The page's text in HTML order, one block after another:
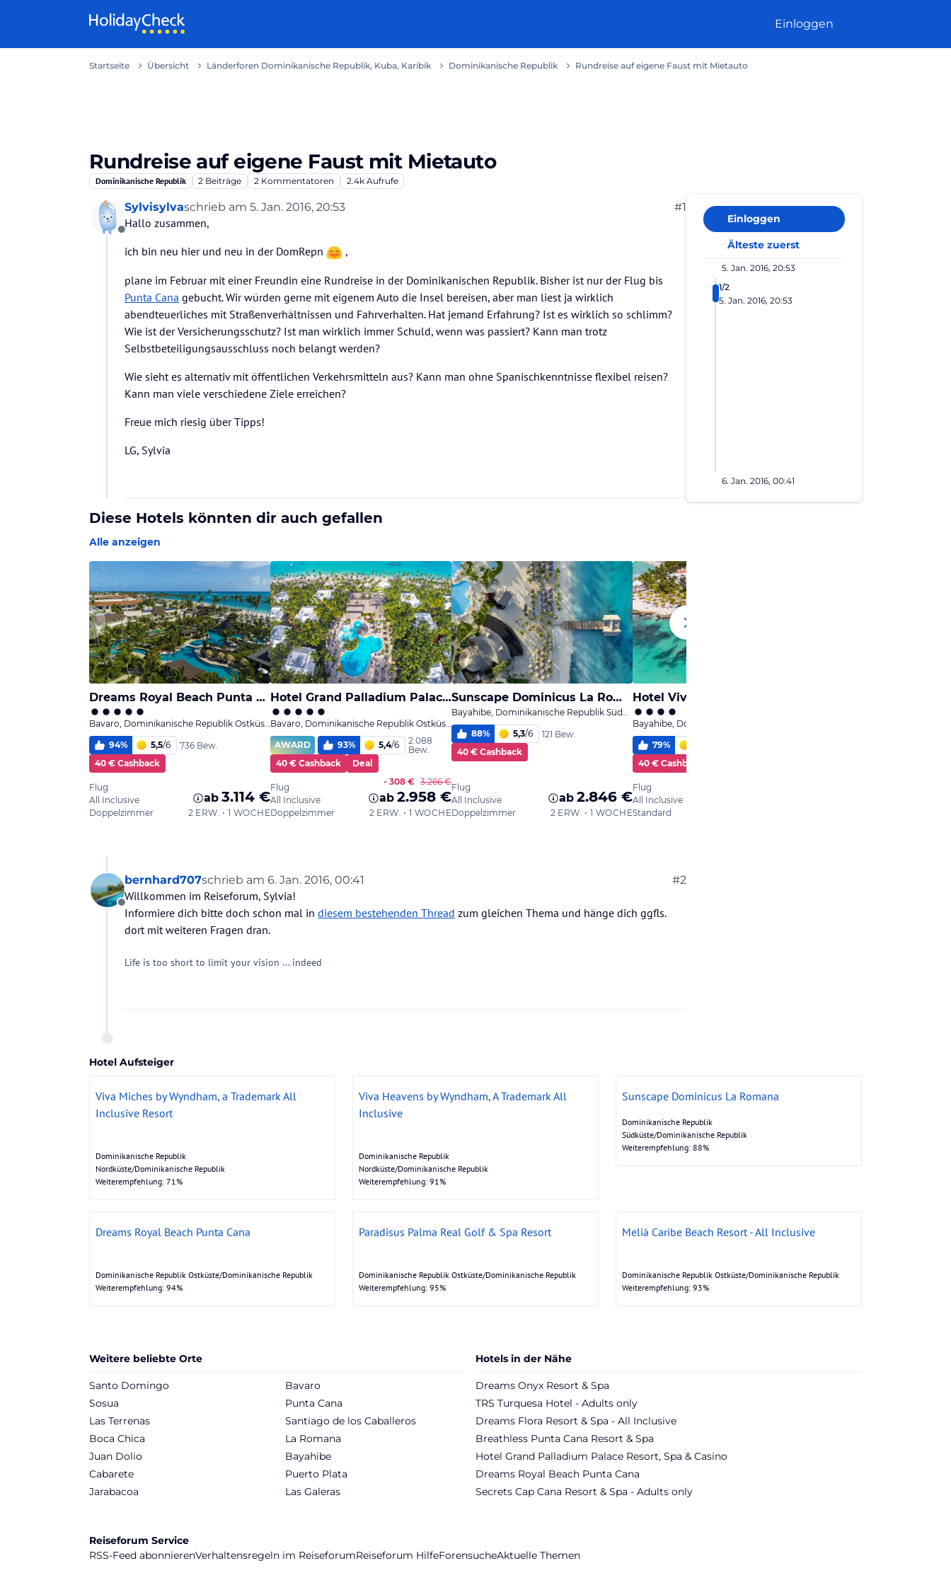
Einloggen
Startseite Übersicht Länderforen Dominikanische Republik, Kuba, Karibik Dominikanische Republik Rundreise auf eigene Faust mit Mietauto
Rundreise auf eigene Faust mit Mietauto
Dominikanische Republik 2 Beiträge 2 Kommentatoren 2.4k Aufrufe
Offline
Sylvisylvaschrieb am 5. Jan. 2016, 20:53
zuletzt editiert von #1
Hallo zusammen,
ich bin neu hier und neu in der DomRepn
,
plane im Februar mit einer Freundin eine Rundreise in der Dominikanischen Republik. Bisher ist nur der Flug bis
Punta Cana gebucht. Wir würden gerne mit eigenem Auto die Insel bereisen, aber man liest ja wirklich
abendteuerliches mit Straßenverhältnissen und Fahrverhalten. Hat jemand Erfahrung? Ist es wirklich so schlimm?
Wie ist der Versicherungsschutz? Ist man wirklich immer Schuld, wenn was passiert? Kann man trotz
Selbstbeteiligungsausschluss noch belangt werden?
Wie sieht es alternativ mit öffentlichen Verkehrsmitteln aus? Kann man ohne Spanischkenntnisse flexibel reisen?
Kann man viele verschiedene Ziele erreichen?
Freue mich riesig über Tipps!
LG, Sylvia
Offline
bernhard707schrieb am 6. Jan. 2016, 00:41
zuletzt editiert von #2
Willkommen im Reiseforum, Sylvia!
Informiere dich bitte doch schon mal in diesem bestehenden Thread zum gleichen Thema und hänge dich ggfls.
dort mit weiteren Fragen dran.
Life is too short to limit your vision ... indeed
Einloggen
Älteste zuerst
5. Jan. 2016, 20:53
1/2
5. Jan. 2016, 20:53
6. Jan. 2016, 00:41
Hotel Aufsteiger
Viva Miches by Wyndham, a Trademark All
Inclusive Resort
Dominikanische Republik
Nordküste/Dominikanische Republik
Weiterempfehlung: 71%
Viva Heavens by Wyndham, A Trademark All
Inclusive
Dominikanische Republik
Nordküste/Dominikanische Republik
Weiterempfehlung: 91%
Sunscape Dominicus La Romana
Dominikanische Republik
Südküste/Dominikanische Republik
Weiterempfehlung: 88%
Dreams Royal Beach Punta Cana
Dominikanische Republik Ostküste/Dominikanische Republik
Weiterempfehlung: 94%
Paradisus Palma Real Golf & Spa Resort
Dominikanische Republik Ostküste/Dominikanische Republik
Weiterempfehlung: 95%
Meliá Caribe Beach Resort - All Inclusive
Dominikanische Republik Ostküste/Dominikanische Republik
Weiterempfehlung: 93%
Weitere beliebte Orte
Santo Domingo
Bavaro
Sosua
Punta Cana
Las Terrenas
Santiago de los Caballeros
Boca Chica
La Romana
Juan Dolio
Bayahibe
Cabarete
Puerto Plata
Jarabacoa
Las Galeras
Hotels in der Nähe
Dreams Onyx Resort & Spa
TRS Turquesa Hotel - Adults only
Dreams Flora Resort & Spa - All Inclusive
Breathless Punta Cana Resort & Spa
Hotel Grand Palladium Palace Resort, Spa & Casino
Dreams Royal Beach Punta Cana
Secrets Cap Cana Resort & Spa - Adults only
Reiseforum Service
RSS-Feed abonnierenVerhaltensregeln im ReiseforumReiseforum HilfeForensucheAktuelle Themen